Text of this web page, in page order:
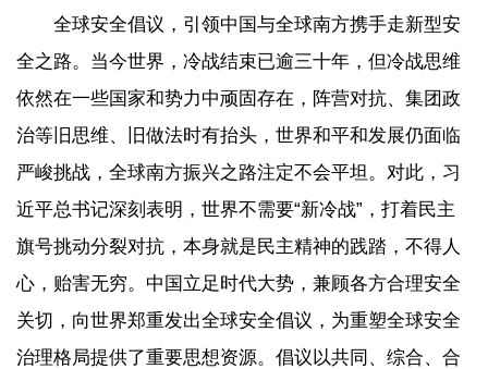
全球安全倡议，引领中国与全球南方携手走新型安
全之路。当今世界，冷战结束已逾三十年，但冷战思维
依然在一些国家和势力中顽固存在，阵营对抗、集团政
治等旧思维、旧做法时有抬头，世界和平和发展仍面临
严峻挑战，全球南方振兴之路注定不会平坦。对此，习
近平总书记深刻表明，世界不需要“新冷战”，打着民主
旗号挑动分裂对抗，本身就是民主精神的践踏，不得人
心，贻害无穷。中国立足时代大势，兼顾各方合理安全
关切，向世界郑重发出全球安全倡议，为重塑全球安全
治理格局提供了重要思想资源。倡议以共同、综合、合